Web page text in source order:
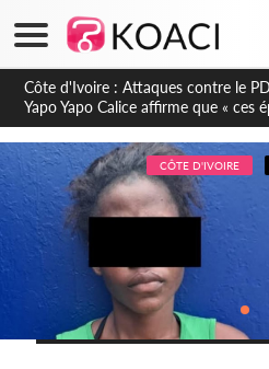
Côte d'Ivoire : Le Colonel-Major
l'armée perd une figure de la 2e
CÔTE D'IVOIRE